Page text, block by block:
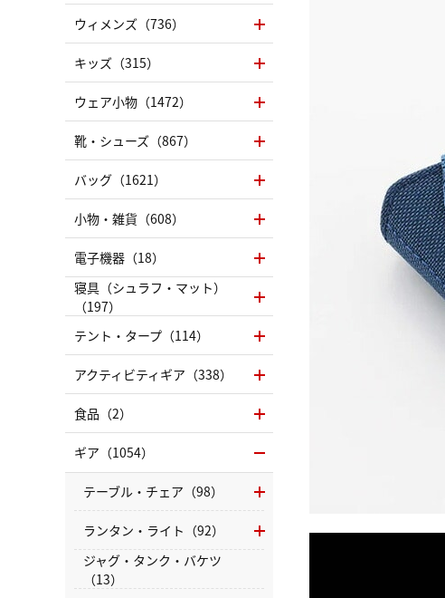
ウィメンズ（736）
キッズ（315）
ウェア小物（1472）
靴・シューズ（867）
バッグ（1621）
小物・雑貨（608）
電子機器（18）
寝具（シュラフ・マット）
（197）
テント・タープ（114）
アクティビティギア（338）
食品（2）
ギア（1054）
テーブル・チェア（98）
ランタン・ライト（92）
ジャグ・タンク・バケツ
（13）